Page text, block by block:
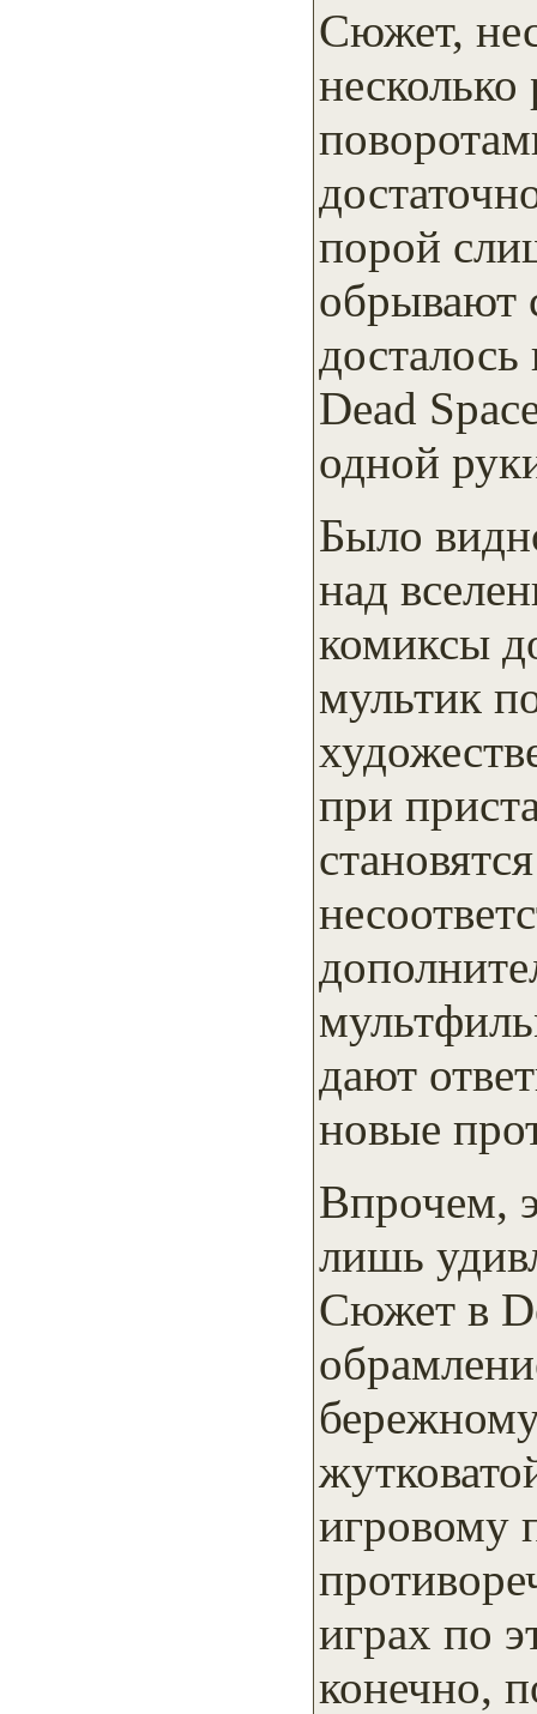
Сюжет,
порой
обрывают
Dead
одной
Было
над
комиксы
мультик
при
дают
новые
Впрочем,
лишь
Сюжет в
игровому
играх по
конечно,